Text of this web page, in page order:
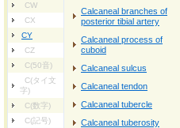
CW
CX
CY
CZ
C(50音)
C(タイ文
字)
C(数字)
C(記号)
Calcaneal branches of
posterior tibial artery
Calcaneal process of
cuboid
Calcaneal sulcus
Calcaneal tendon
Calcaneal tubercle
Calcaneal tuberosity